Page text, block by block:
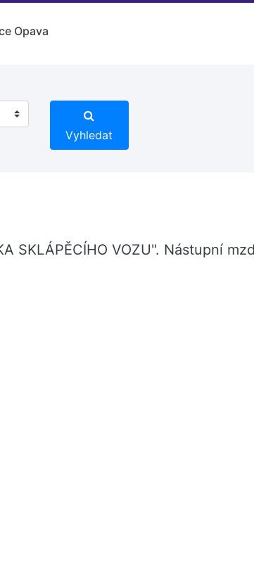
Opava
Vyhledat
SKLÁPĚCÍHO VOZU". Nástupní